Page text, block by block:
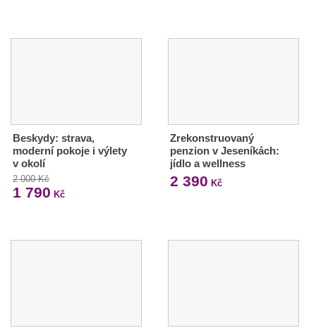
Beskydy: strava,
moderní pokoje i výlety
v okolí
2 000 Kč
1 790 Kč
Zrekonstruovaný
penzion v Jeseníkách:
jídlo a wellness
2 390 Kč